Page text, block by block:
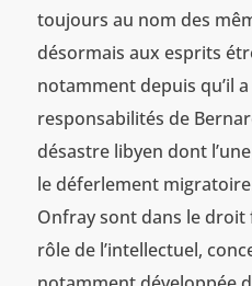
toujours au nom des
désormais aux esprits
notamment depuis qu’il
responsabilités de
désastre libyen dont
le déferlement
Onfray sont dans le
rôle de l’intellectuel,